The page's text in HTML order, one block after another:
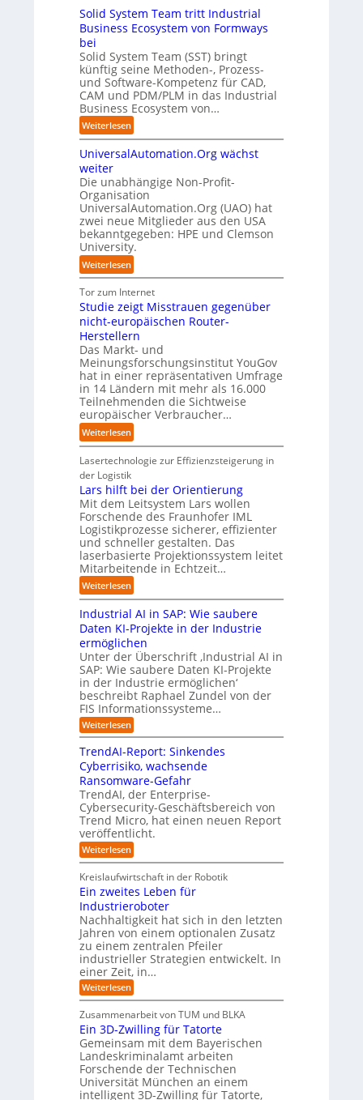
l
e
b
e
n
u
b
e
e
z
t
e
n
ü
r
d
e
n
G
i
g
a
f
a
c
t
o
r
y
-
A
u
s
b
a
u
o
-
E
O
h
e
z
e
n
t
r
e
n
i
n
D
e
u
t
s
c
h
l
a
n
d
T
r
e
f
p
u
n
k
t
ü
p
r
a
x
i
s
n
h
e
A
u
t
o
m
a
t
i
s
i
e
r
u
n
g
s
l
ö
s
u
n
g
n
b
:
i
s
r
u
p
t
b
l
i
c
k
t
a
u
f
d
i
u
k
u
n
f
t
d
e
r
I
d
u
s
t
r
i
e
a
u
t
o
m
t
s
e
r
u
n
g
Solid System Team tritt Industrial
Business Ecosystem von Formways
bei
Solid System Team (SST) bringt
künftig seine Methoden-, Prozess-
und Software-Kompetenz für CAD,
CAM und PDM/PLM in das Industrial
Business Ecosystem von…
Weiterlesen:
S
o
i
d
S
y
s
t
e
m
T
e
a
m
t
r
i
t
t
I
n
d
t
r
i
a
l
B
u
s
i
n
e
s
s
c
o
s
y
s
e
m
v
o
n
F
o
r
w
a
y
s
b
e
i
UniversalAutomation.Org wächst
weiter
Die unabhängige Non-Profit-
Organisation
UniversalAutomation.Org (UAO) hat
zwei neue Mitglieder aus den USA
bekanntgegeben: HPE und Clemson
University.
Weiterlesen:
U
n
i
v
e
r
s
a
l
A
u
t
o
m
t
i
o
n
.
O
r
g
w
ä
c
h
s
w
e
i
t
e
r
Tor zum Internet
Studie zeigt Misstrauen gegenüber
nicht-europäischen Router-
Herstellern
Das Markt- und
Meinungsforschungsinstitut YouGov
hat in einer repräsentativen Umfrage
in 14 Ländern mit mehr als 16.000
Teilnehmenden die Sichtweise
europäischer Verbraucher…
Weiterlesen:
S
t
u
d
e
z
e
i
g
M
i
s
r
a
u
e
n
g
e
g
n
ü
b
e
r
n
h
t
-
e
u
r
o
p
s
c
h
e
n
Lasertechnologie zur Effizienzsteigerung in
der Logistik
Lars hilft bei der Orientierung
Mit dem Leitsystem Lars wollen
Forschende des Fraunhofer IML
Logistikprozesse sicherer, effizienter
und schneller gestalten. Das
laserbasierte Projektionssystem leitet
Mitarbeitende in Echtzeit…
Weiterlesen:
L
a
r
s
h
i
l
f
t
b
e
i
d
e
r
O
r
i
e
n
t
i
e
r
u
n
g
Industrial AI in SAP: Wie saubere
Daten KI-Projekte in der Industrie
ermöglichen
Unter der Überschrift ‚Industrial AI in
SAP: Wie saubere Daten KI-Projekte
in der Industrie ermöglichen‘
beschreibt Raphael Zundel von der
FIS Informationssysteme…
Weiterlesen:
I
n
d
u
s
t
r
i
a
l
A
I
n
S
A
P
:
W
e
s
a
u
e
r
e
D
a
t
e
TrendAI-Report: Sinkendes
Cyberrisiko, wachsende
Ransomware-Gefahr
TrendAI, der Enterprise-
Cybersecurity-Geschäftsbereich von
Trend Micro, hat einen neuen Report
veröffentlicht.
Weiterlesen:
T
e
n
d
A
I
-
R
e
p
o
r
:
S
i
n
k
e
n
Kreislaufwirtschaft in der Robotik
Ein zweites Leben für
Industrieroboter
Nachhaltigkeit hat sich in den letzten
Jahren von einem optionalen Zusatz
zu einem zentralen Pfeiler
industrieller Strategien entwickelt. In
einer Zeit, in…
Weiterlesen:
E
n
z
w
e
i
t
e
Zusammenarbeit von TUM und BLKA
Ein 3D-Zwilling für Tatorte
Gemeinsam mit dem Bayerischen
Landeskriminalamt arbeiten
Forschende der Technischen
Universität München an einem
intelligent 3D-Zwilling für Tatorte,